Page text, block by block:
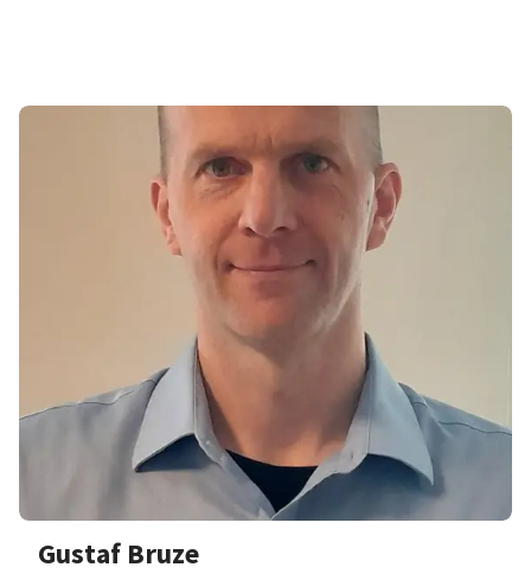
Gustaf Bruze